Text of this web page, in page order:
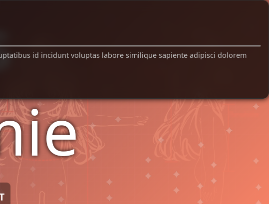
id incidunt voluptas labore similique sapiente adipisci dolorem